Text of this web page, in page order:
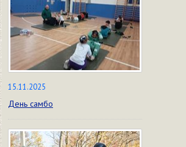
15.11.2025
День самбо